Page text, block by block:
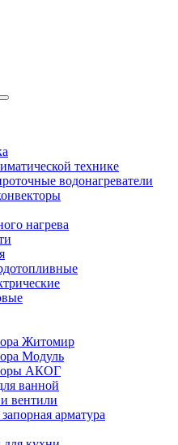
технике
водонагреватели
нагрева
Житомир
Модуль
АКОГ
ванной
вентили
арматура